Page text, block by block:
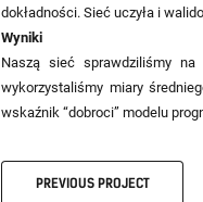
dokładności. Sieć uczyła i
Wyniki
Naszą sieć sprawdziliśmy na
wykorzystaliśmy miary
wskaźnik “dobroci” modelu
PREVIOUS PROJECT